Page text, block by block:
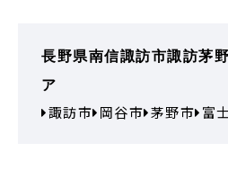
長野県南信諏訪市諏訪茅
ア
諏訪市 岡谷市 茅野市 富